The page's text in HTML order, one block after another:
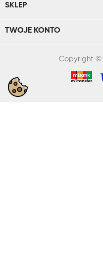
SKLEP
TWOJE KONTO
Copyright ©